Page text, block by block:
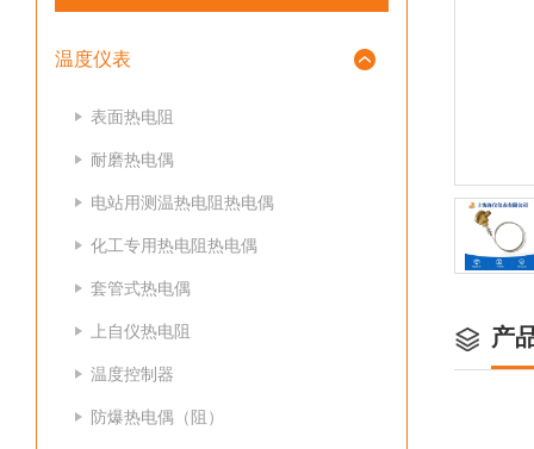
温度仪表
表面热电阻
耐磨热电偶
电站用测温热电阻热电偶
化工专用热电阻热电偶
套管式热电偶
上自仪热电阻
温度控制器
防爆热电偶（阻）
产